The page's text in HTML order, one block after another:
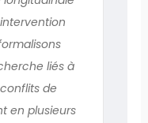
liés à
de
en plusieurs